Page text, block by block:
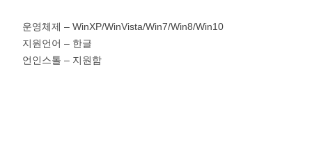
운영체제 – WinXP/WinVista/Win7/Win8/Win10
지원언어 – 한글
언인스톨 – 지원함